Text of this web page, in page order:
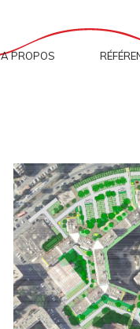
A PROPOS